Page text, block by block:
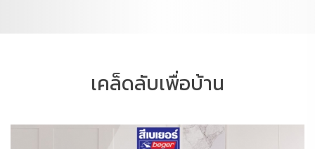
เคล็ดลับเพื่อบ้าน